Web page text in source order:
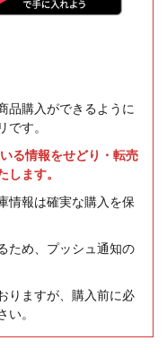
品購入ができるように
す。
る情報をせどり・転売
ます。
情報は確実な購入を保
ため、プッシュ通知の
りますが、購入前に必
。